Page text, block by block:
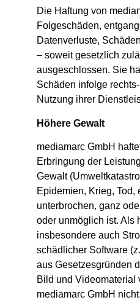
Die Haftung von
Folgeschäden,
Datenverluste,
– soweit gesetzlich
ausgeschlossen. Sie
Schäden infolge
Nutzung ihrer
Höhere Gewalt
mediamarc GmbH
Erbringung der
Gewalt
Epidemien, Krieg, Tod,
unterbrochen, ganz
oder unmöglich ist. Als
insbesondere auch
schädlicher Software
aus Gesetzesgründen
Bild und Videomaterial
mediamarc GmbH nicht.